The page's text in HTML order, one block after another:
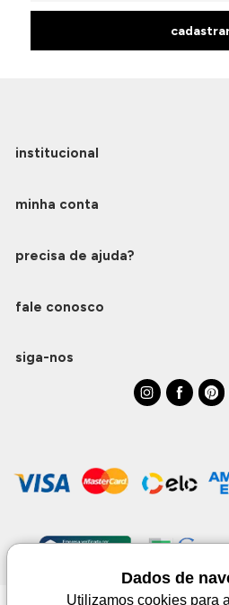
institucional
minha conta
precisa de ajuda?
fale conosco
siga-nos
Dados de
Utilizamos cookies para